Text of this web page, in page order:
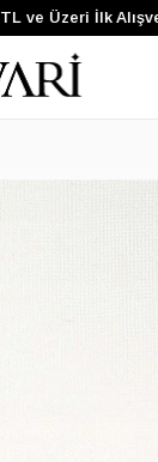
ve Üzeri İlk